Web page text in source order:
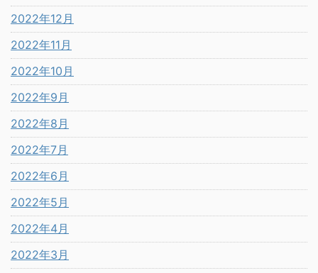
2022年12月
2022年11月
2022年10月
2022年9月
2022年8月
2022年7月
2022年6月
2022年5月
2022年4月
2022年3月